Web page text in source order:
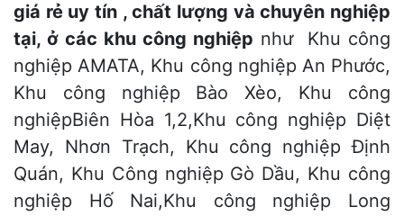
giá rẻ uy tín , chất lượng và chuyên nghiệp
tại, ở các khu công nghiệp như Khu công
nghiệp AMATA, Khu công nghiệp An Phước,
Khu công nghiệp Bào Xèo, Khu công
nghiệpBiên Hòa 1,2,Khu công nghiệp Diệt
May, Nhơn Trạch, Khu công nghiệp Định
Quán, Khu Công nghiệp Gò Dầu, Khu công
nghiệp Hố Nai,Khu công nghiệp Long